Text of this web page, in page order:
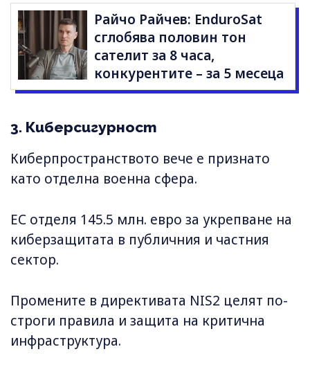
Райчо Райчев: EnduroSat
сглобява половин тон
сателит за 8 часа,
конкурентите – за 5 месеца
3. Киберсигурност
Киберпространството вече е признато
като отделна военна сфера.
ЕС отделя 145.5 млн. евро за укрепване на
киберзащитата в публичния и частния
сектор.
Промените в директивата NIS2 целят по-
строги правила и защита на критична
инфраструктура.